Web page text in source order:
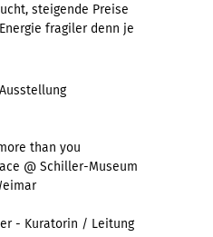
steigende Preise
fragiler denn je
than you
@ Schiller-Museum
- Kuratorin / Leitung